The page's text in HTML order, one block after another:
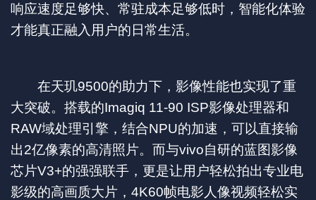
响应速度足够快、常驻成本足够低时，智能化体验
才能真正融入用户的日常生活。
在天玑9500的助力下，影像性能也实现了重
大突破。搭载的Imagiq 11-90 ISP影像处理器和
RAW域处理引擎，结合NPU的加速，可以直接输
出2亿像素的高清照片。而与vivo自研的蓝图影像
芯片V3+的强强联手，更是让用户轻松拍出专业电
影级的高画质大片，4K60帧电影人像视频轻松实